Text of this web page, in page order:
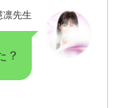
凛先生
？